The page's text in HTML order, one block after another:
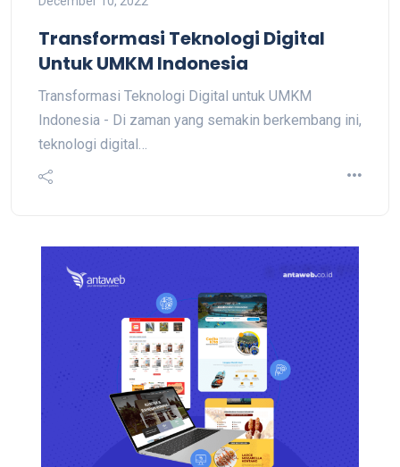
Transformasi Teknologi Digital
Untuk UMKM Indonesia
Transformasi Teknologi Digital untuk UMKM
Indonesia - Di zaman yang semakin berkembang ini,
teknologi digital…